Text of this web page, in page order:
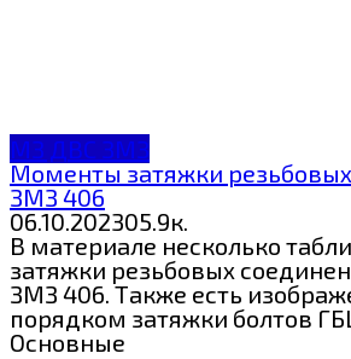
МЗ ДВС ЗМЗ
Моменты затяжки
ЗМЗ 406
06.10.202305.9к.
В материале несколько
затяжки резьбовых
ЗМЗ 406. Также есть
порядком затяжки болтов
Основные